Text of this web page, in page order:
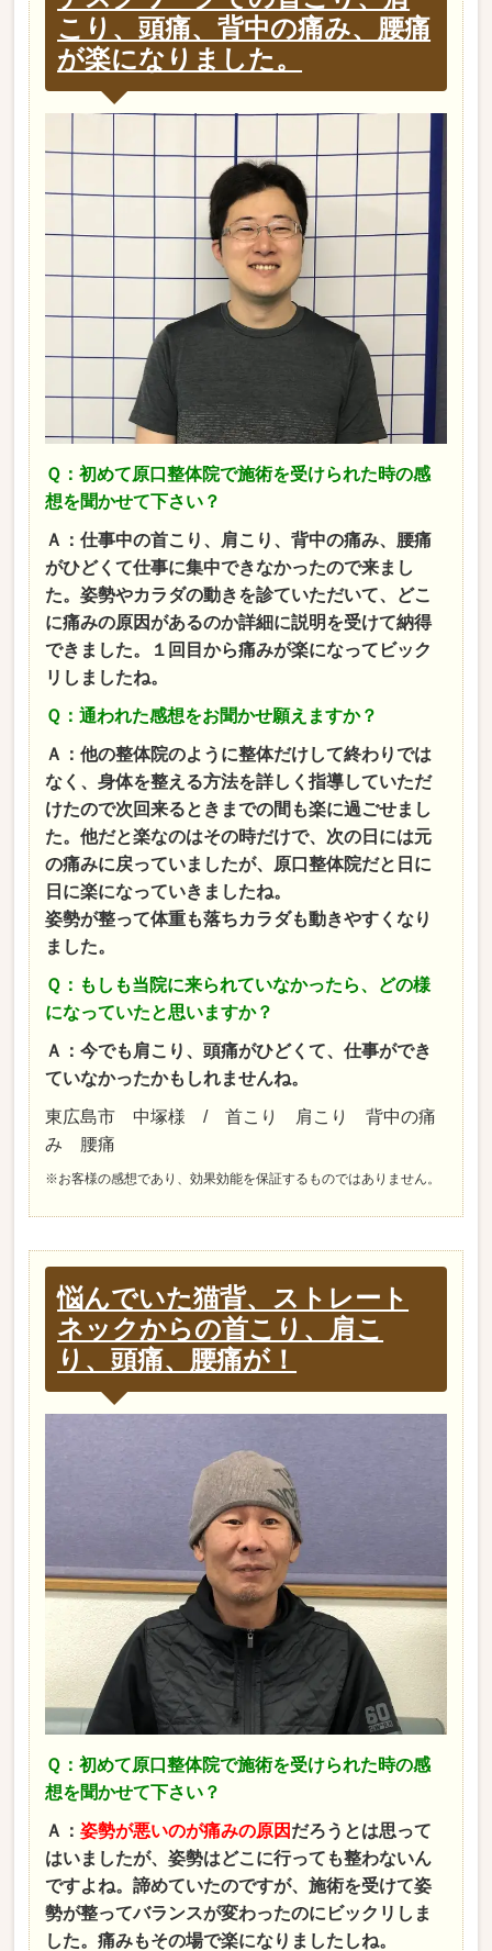
こり、頭痛、背中の痛み、腰痛
が楽になりました。
Ｑ：初めて原口整体院で施術を受けられた時の感
想を聞かせて下さい？
Ａ：仕事中の首こり、肩こり、背中の痛み、腰痛
がひどくて仕事に集中できなかったので来まし
た。姿勢やカラダの動きを診ていただいて、どこ
に痛みの原因があるのか詳細に説明を受けて納得
できました。１回目から痛みが楽になってビック
リしましたね。
Ｑ：通われた感想をお聞かせ願えますか？
Ａ：他の整体院のように整体だけして終わりでは
なく、身体を整える方法を詳しく指導していただ
けたので次回来るときまでの間も楽に過ごせまし
た。他だと楽なのはその時だけで、次の日には元
の痛みに戻っていましたが、原口整体院だと日に
日に楽になっていきましたね。
姿勢が整って体重も落ちカラダも動きやすくなり
ました。
Ｑ：もしも当院に来られていなかったら、どの様
になっていたと思いますか？
Ａ：今でも肩こり、頭痛がひどくて、仕事ができ
ていなかったかもしれませんね。
東広島市 中塚様 / 首こり 肩こり 背中の痛
み 腰痛
※お客様の感想であり、効果効能を保証するものではありません。
悩んでいた猫背、ストレート
ネックからの首こり、肩こ
り、頭痛、腰痛が！
Ｑ：初めて原口整体院で施術を受けられた時の感
想を聞かせて下さい？
Ａ：姿勢が悪いのが痛みの原因 だろうとは思って
はいましたが、姿勢はどこに行っても整わないん
ですよね。諦めていたのですが、施術を受けて姿
勢が整ってバランスが変わったのにビックリしま
した。痛みもその場で楽になりましたしね。